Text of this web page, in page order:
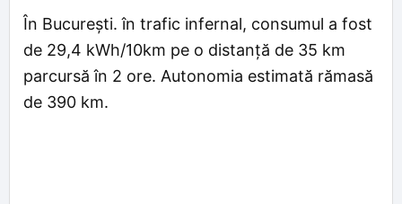
În București. în trafic infernal, consumul a fost
de 29,4 kWh/10km pe o distanță de 35 km
parcursă în 2 ore. Autonomia estimată rămasă
de 390 km.